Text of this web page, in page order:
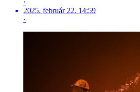
·
2025. február 22. 14:59
·